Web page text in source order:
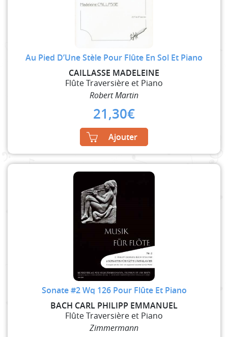
Au Pied D’Une Stèle Pour Flûte En Sol Et Piano
CAILLASSE MADELEINE
Flûte Traversière et Piano
Robert Martin
21,30€
Ajouter
Sonate #2 Wq 126 Pour Flûte Et Piano
BACH CARL PHILIPP EMMANUEL
Flûte Traversière et Piano
Zimmermann